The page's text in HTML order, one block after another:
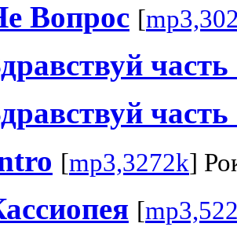
Вопрос [
часть
часть
[mp3,3272k]
[